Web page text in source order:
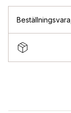
Beställningsvara